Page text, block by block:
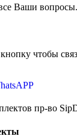
Ваши вопросы.
чтобы
пр-во